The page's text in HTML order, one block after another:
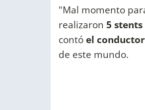
"Mal momento
realizaron 5 stents
contó el
de este mundo.